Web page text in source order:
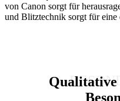
von Canon sorgt für
und Blitztechnik sorgt für
Qualitative